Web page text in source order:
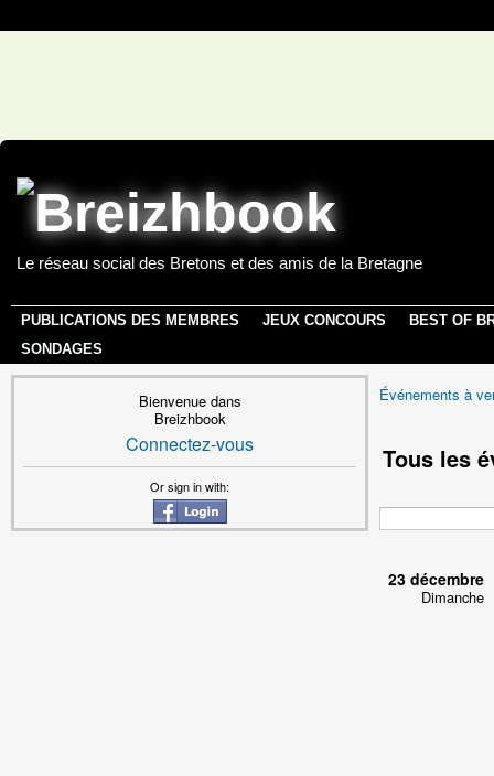
Le réseau social des Bretons et des amis de la Bretagne
PUBLICATIONS DES MEMBRES JEUX CONCOURS
BEST OF
SONDAGES
Bienvenue dans
Breizhbook
Connectez-vous
Or sign in with:
Événements à
Tous les
23 décembre
Dimanche